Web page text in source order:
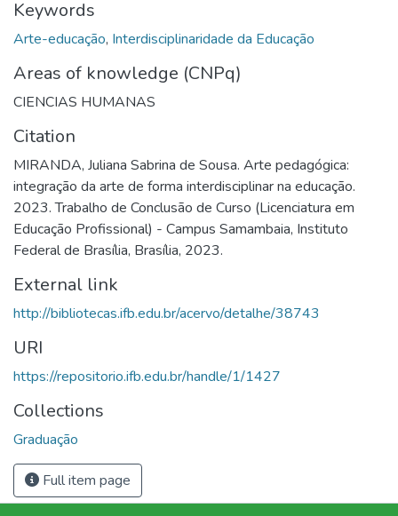
Keywords
Arte-educação, Interdisciplinaridade da Educação
Areas of knowledge (CNPq)
CIENCIAS HUMANAS
Citation
MIRANDA, Juliana Sabrina de Sousa. Arte pedagógica:
integração da arte de forma interdisciplinar na educação.
2023. Trabalho de Conclusão de Curso (Licenciatura em
Educação Profissional) - Campus Samambaia, Instituto
Federal de Brasília, Brasília, 2023.
External link
http://bibliotecas.ifb.edu.br/acervo/detalhe/38743
URI
https://repositorio.ifb.edu.br/handle/1/1427
Collections
Graduação
Full item page